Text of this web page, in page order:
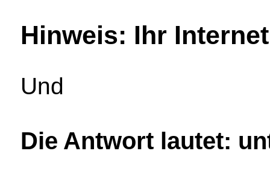
Hinweis: Ihr
Und
Die Antwort lautet: